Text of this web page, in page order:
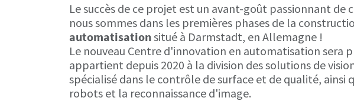
Le succès de ce projet est un avant-goût passionnant de
nous sommes dans les premières phases de la
automatisationsitué à Darmstadt, en Allemagne !
Le nouveau Centre d'innovation en automatisation sera
appartient depuis 2020 à la division des solutions de
spécialisé dans le contrôle de surface et de qualité, ainsi
robots et la reconnaissance d'image.